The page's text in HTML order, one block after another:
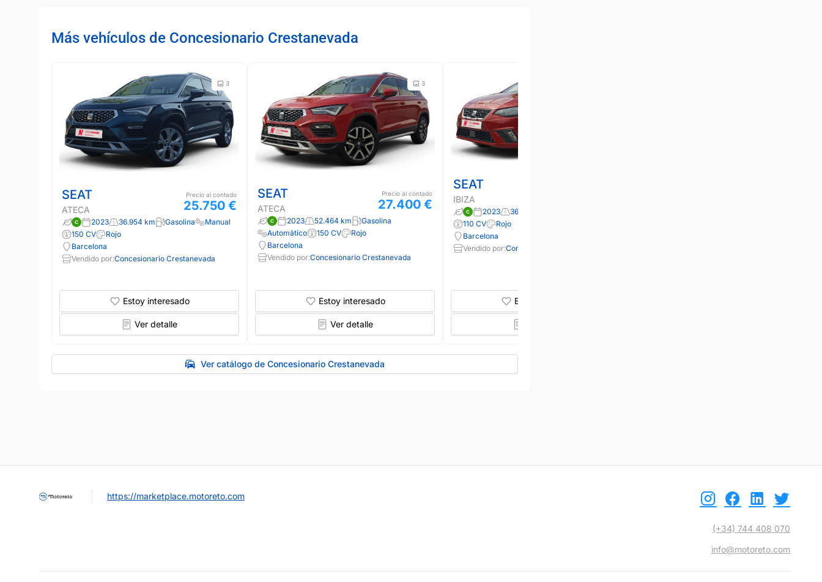
Más vehículos de Concesionario Crestanevada
3
SEAT
ATECA
Precio al contado
25.750 €
2023 36.954 km Gasolina
Manual
150 CV
Rojo
Barcelona
Vendido por:Concesionario Crestanevada
Estoy interesado
Ver detalle
3
SEAT
ATECA
Precio al contado
27.400 €
2023 52.464 km
Gasolina
Automático
150 CV
Rojo
Barcelona
Vendido por:Concesionario Crestanevada
Estoy interesado
Ver detalle
SEAT
IBIZA
2023 36.438 km
110 CV
Rojo
Barcelona
Vendido por:Concesionario Crestanevada
Estoy interesado
Ver catálogo de Concesionario Crestanevada
https://marketplace.motoreto.com
(+34) 744 408 070
info@motoreto.com